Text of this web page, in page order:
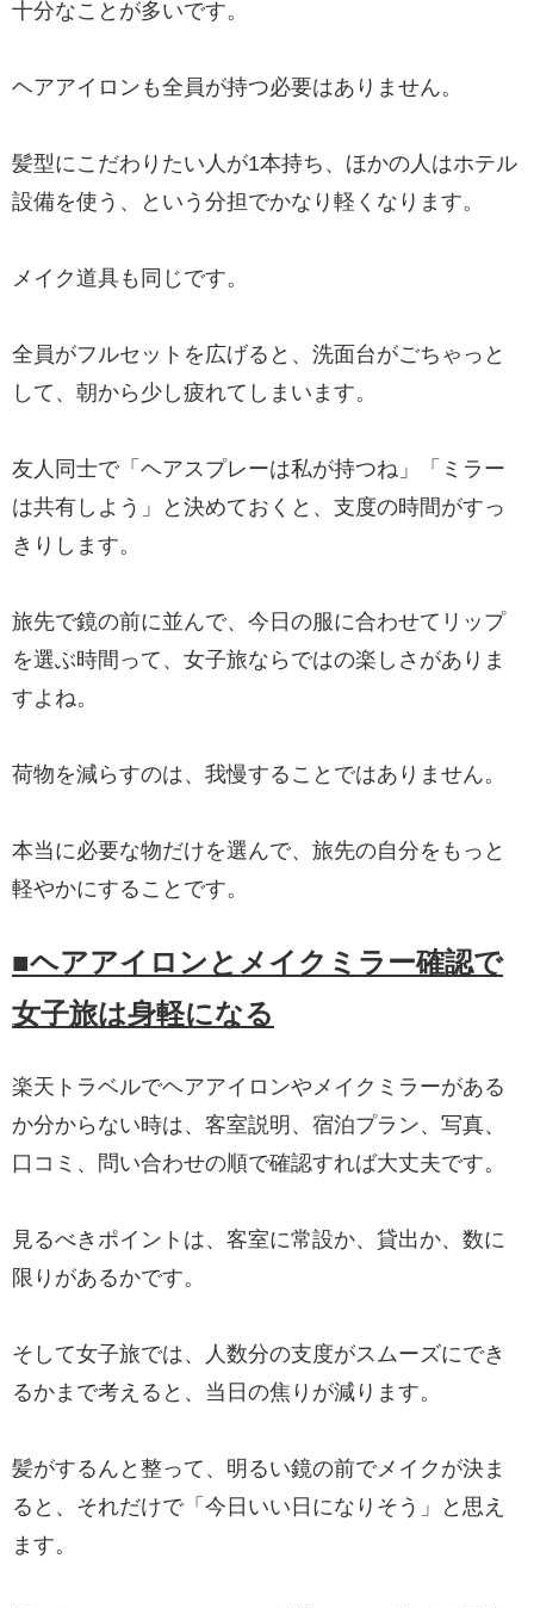
十分なことが多いです。
ヘアアイロンも全員が持つ必要はありません。
髪型にこだわりたい人が1本持ち、ほかの人はホテル
設備を使う、という分担でかなり軽くなります。
メイク道具も同じです。
全員がフルセットを広げると、洗面台がごちゃっと
して、朝から少し疲れてしまいます。
友人同士で「ヘアスプレーは私が持つね」「ミラー
は共有しよう」と決めておくと、支度の時間がすっ
きりします。
旅先で鏡の前に並んで、今日の服に合わせてリップ
を選ぶ時間って、女子旅ならではの楽しさがありま
すよね。
荷物を減らすのは、我慢することではありません。
本当に必要な物だけを選んで、旅先の自分をもっと
軽やかにすることです。
■ヘアアイロンとメイクミラー確認で
女子旅は身軽になる
楽天トラベルでヘアアイロンやメイクミラーがある
か分からない時は、客室説明、宿泊プラン、写真、
口コミ、問い合わせの順で確認すれば大丈夫です。
見るべきポイントは、客室に常設か、貸出か、数に
限りがあるかです。
そして女子旅では、人数分の支度がスムーズにでき
るかまで考えると、当日の焦りが減ります。
髪がするんと整って、明るい鏡の前でメイクが決ま
ると、それだけで「今日いい日になりそう」と思え
ます。